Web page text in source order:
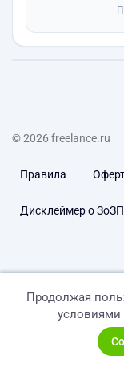
© 2026 freelance.ru
Правила
Дисклеймер о
Продолжая
условиями